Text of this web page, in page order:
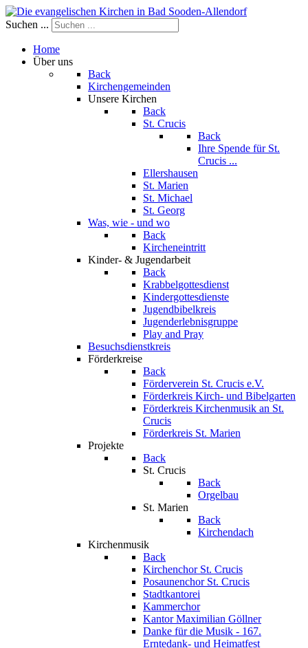
Suchen ...
Home
Über uns
Back
Kirchengemeinden
Unsere Kirchen
Back
St. Crucis
Back
Ihre Spende für St.
Crucis ...
Ellershausen
St. Marien
St. Michael
St. Georg
Was, wie - und wo
Back
Kircheneintritt
Kinder- & Jugendarbeit
Back
Krabbelgottesdienst
Kindergottesdienste
Jugendbibelkreis
Jugenderlebnisgruppe
Play and Pray
Besuchsdienstkreis
Förderkreise
Back
Förderverein St. Crucis e.V.
Förderkreis Kirch- und Bibelgarten
Förderkreis Kirchenmusik an St.
Crucis
Förderkreis St. Marien
Projekte
Back
St. Crucis
Back
Orgelbau
St. Marien
Back
Kirchendach
Kirchenmusik
Back
Kirchenchor St. Crucis
Posaunenchor St. Crucis
Stadtkantorei
Kammerchor
Kantor Maximilian Göllner
Danke für die Musik - 167.
Erntedank- und Heimatfest